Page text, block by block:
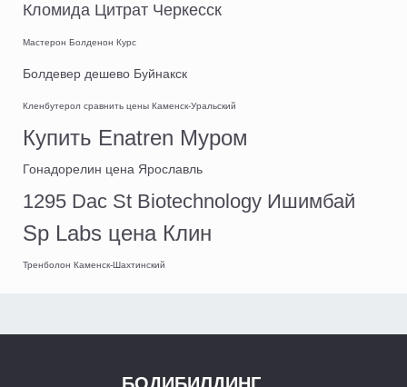
Кломида Цитрат Черкесск
Мастерон Болденон Курс
Болдевер дешево Буйнакск
Кленбутерол сравнить цены Каменск-Уральский
Купить Enatren Муром
Гонадорелин цена Ярославль
1295 Dac St Biotechnology Ишимбай
Sp Labs цена Клин
Тренболон Каменск-Шахтинский